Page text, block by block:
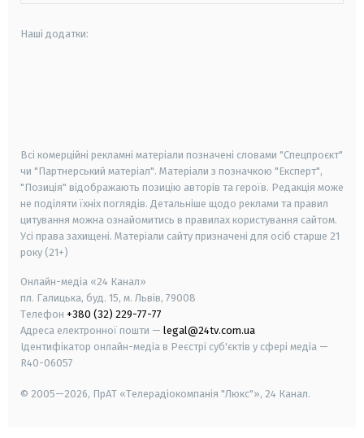
Наші додатки:
Всі комерційні рекламні матеріали позначені словами "Спецпроєкт"
чи "Партнерський матеріал". Матеріали з позначкою "Експерт",
"Позиція" відображають позицію авторів та героїв. Редакція може
не поділяти їхніх поглядів. Детальніше щодо реклами та правил
цитування можна ознайомитись в правилах користування сайтом.
Усі права захищені. Матеріали сайту призначені для осіб старше 21
року (21+)
Онлайн-медіа «24 Канал»
пл. Галицька, буд. 15, м. Львів, 79008
Телефон +380 (32) 229-77-77
Адреса електронної пошти — legal@24tv.com.ua
Ідентифікатор онлайн-медіа в Реєстрі суб'єктів у сфері медіа —
R40-06057
© 2005—2026, ПрАТ «Телерадіокомпанія "Люкс"», 24 Канал.